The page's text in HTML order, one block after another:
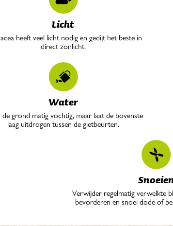
Licht
heeft veel licht nodig en gedijt het beste in
direct zonlicht.
Water
grond matig vochtig, maar laat de bovenste
laag uitdrogen tussen de gietbeurten.
Verwijder regelmatig verwelkte
bevorderen en snoei dode of